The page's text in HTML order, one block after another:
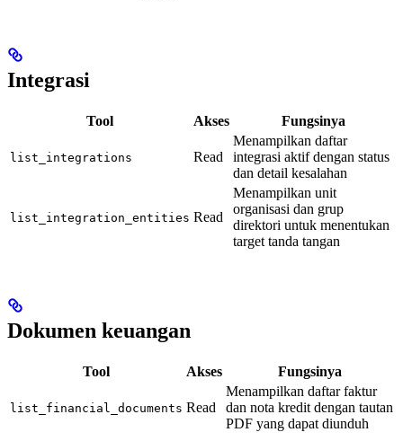
Integrasi
Tool Akses Fungsinya
list_integrations Read
Menampilkan daftar
integrasi aktif dengan status
dan detail kesalahan
list_integration_entities Read
Menampilkan unit
organisasi dan grup
direktori untuk menentukan
target tanda tangan
Dokumen keuangan
Tool Akses Fungsinya
list_financial_documents Read
Menampilkan daftar faktur
dan nota kredit dengan tautan
PDF yang dapat diunduh